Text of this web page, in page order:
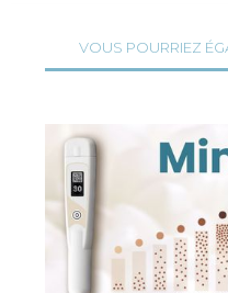
VOUS POURRIEZ